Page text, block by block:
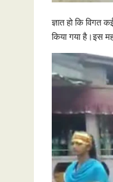
ज्ञात हो कि विगत
किया गया है।इस